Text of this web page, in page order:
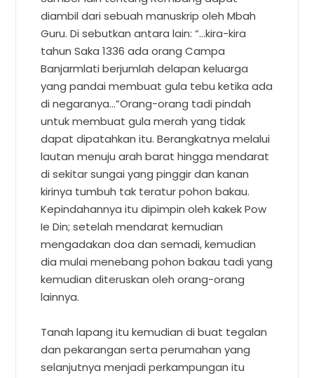
diambil dari sebuah manuskrip oleh Mbah
Guru. Di sebutkan antara lain: “…kira-kira
tahun Saka 1336 ada orang Campa
Banjarmlati berjumlah delapan keluarga
yang pandai membuat gula tebu ketika ada
di negaranya…”Orang-orang tadi pindah
untuk membuat gula merah yang tidak
dapat dipatahkan itu. Berangkatnya melalui
lautan menuju arah barat hingga mendarat
di sekitar sungai yang pinggir dan kanan
kirinya tumbuh tak teratur pohon bakau.
Kepindahannya itu dipimpin oleh kakek Pow
Ie Din; setelah mendarat kemudian
mengadakan doa dan semadi, kemudian
dia mulai menebang pohon bakau tadi yang
kemudian diteruskan oleh orang-orang
lainnya.
Tanah lapang itu kemudian di buat tegalan
dan pekarangan serta perumahan yang
selanjutnya menjadi perkampungan itu